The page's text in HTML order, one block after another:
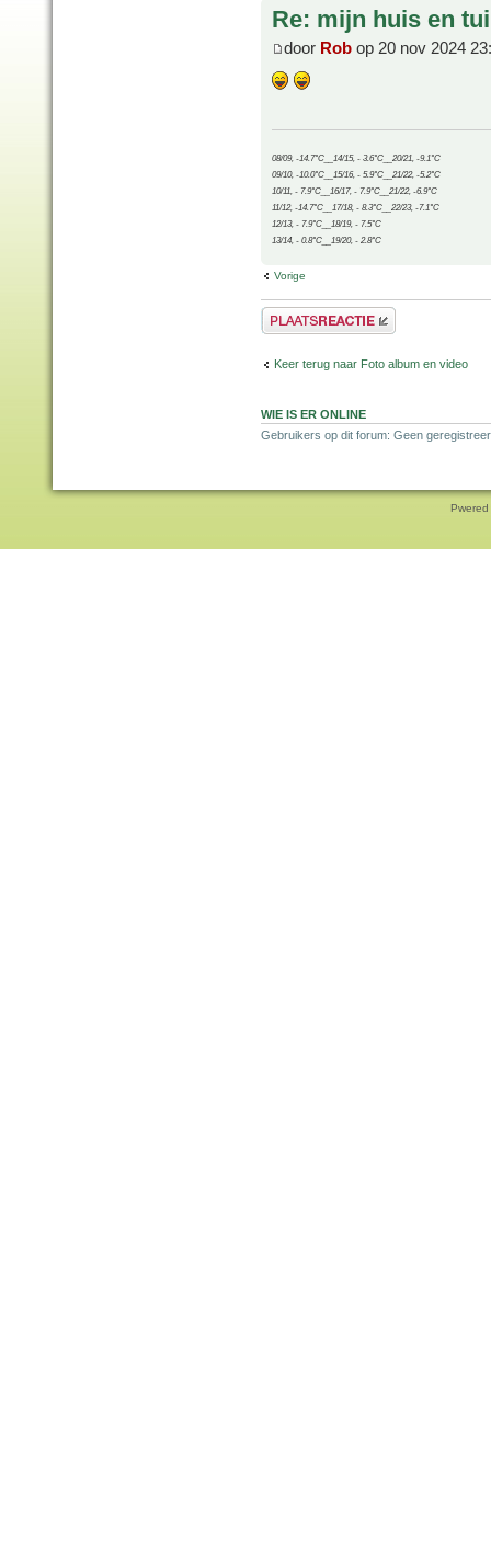
Re: mijn huis en
door Rob op 20 nov 2024
08/09, -14.7°C__14/15, - 3.6°C__20/21, -9.1°C
09/10, -10.0°C__15/16, - 5.9°C__21/22, -5.2°C
10/11, - 7.9°C__16/17, - 7.9°C__21/22, -6.9°C
11/12, -14.7°C__17/18, - 8.3°C__22/23, -7.1°C
12/13, - 7.9°C__18/19, - 7.5°C
13/14, - 0.8°C__19/20, - 2.8°C
Vorige
Plaats een reactie
Keer terug naar Foto album en video
WIE IS ER ONLINE
Gebruikers op dit forum: Geen